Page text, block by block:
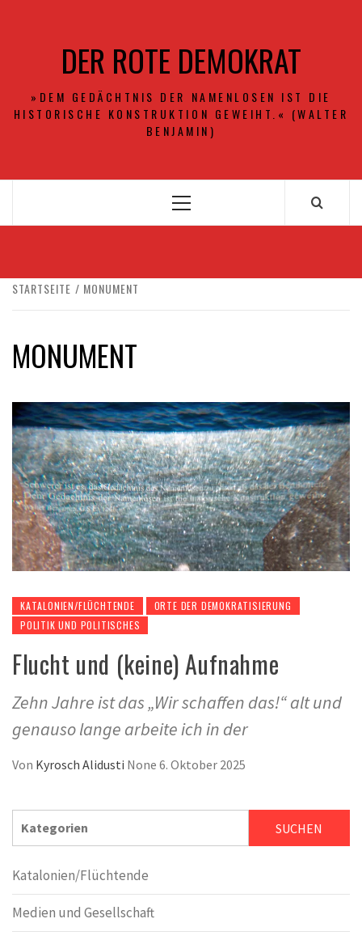
DER ROTE DEMOKRAT
»DEM GEDÄCHTNIS DER NAMENLOSEN IST DIE
HISTORISCHE KONSTRUKTION GEWEIHT.« (WALTER
BENJAMIN)
Primäres
STARTSEITE MONUMENT
MONUMENT
KATALONIEN/FLÜCHTENDE
ORTE DER DEMOKRATISIERUNG
POLITIK UND POLITISCHES
Flucht und (keine) Aufnahme
Zehn Jahre ist das „Wir schaffen das!“ alt und
genauso lange arbeite ich in der
Von Kyrosch Alidusti None 6. Oktober 2025
SUCHEN SUCHEN
Katalonien/Flüchtende
Medien und Gesellschaft